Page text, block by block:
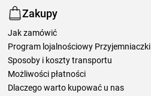
Zakupy
Jak zamówić
Program lojalnościowy Przyjemniaczki
Sposoby i koszty transportu
Możliwości płatności
Dlaczego warto kupować u nas